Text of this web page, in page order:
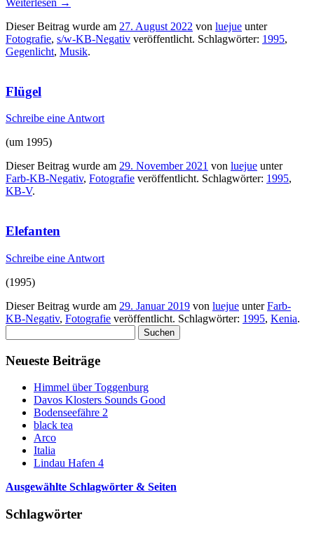
Weiterlesen →
Dieser Beitrag wurde am 27. August 2022 von luejue unter
Fotografie, s/w-KB-Negativ veröffentlicht. Schlagwörter: 1995,
Gegenlicht, Musik.
Flügel
Schreibe eine Antwort
(um 1995)
Dieser Beitrag wurde am 29. November 2021 von luejue unter
Farb-KB-Negativ, Fotografie veröffentlicht. Schlagwörter: 1995,
KB-V.
Elefanten
Schreibe eine Antwort
(1995)
Dieser Beitrag wurde am 29. Januar 2019 von luejue unterFarb-
KB-Negativ, Fotografie veröffentlicht. Schlagwörter: 1995, Kenia.
nach:
Neueste Beiträge
Himmel über Toggenburg
Davos Klosters Sounds Good
Bodenseefähre 2
black tea
Arco
Italia
Lindau Hafen 4
Ausgewählte Schlagwörter & Seiten
Schlagwörter